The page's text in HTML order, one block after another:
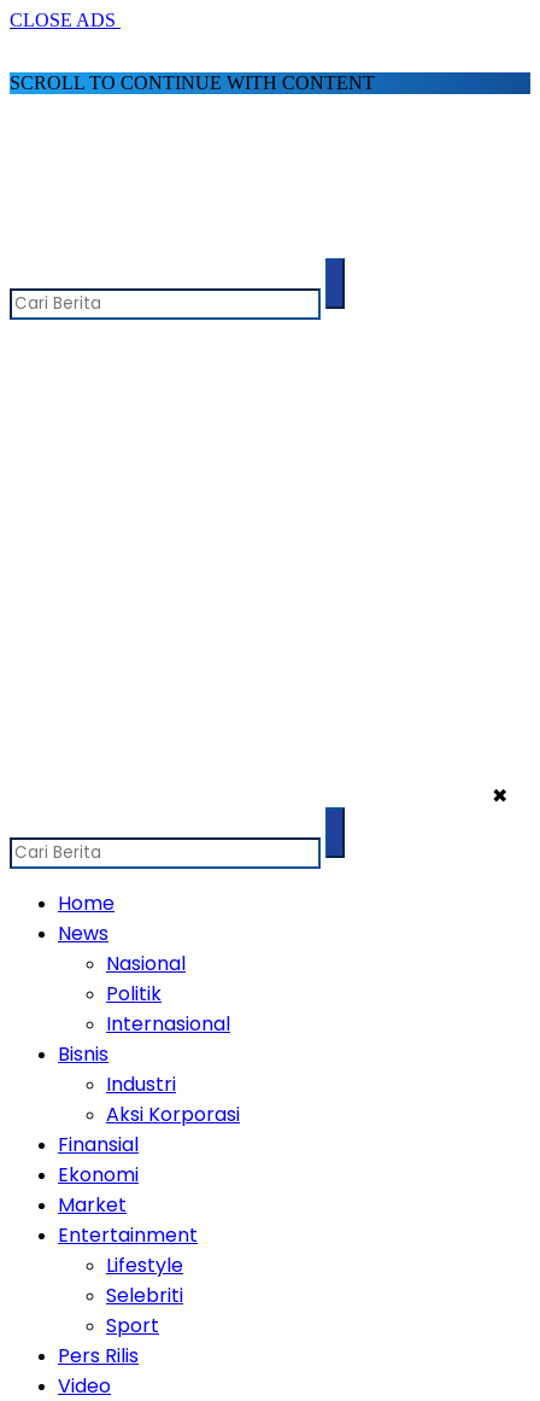
CLOSE ADS
SCROLL TO CONTINUE WITH CONTENT
✖
Home
News
Nasional
Politik
Internasional
Bisnis
Industri
Aksi Korporasi
Finansial
Ekonomi
Market
Entertainment
Lifestyle
Selebriti
Sport
Pers Rilis
Video